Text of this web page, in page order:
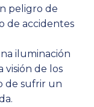
peligro de
de accidentes
iluminación
de los
de sufrir un